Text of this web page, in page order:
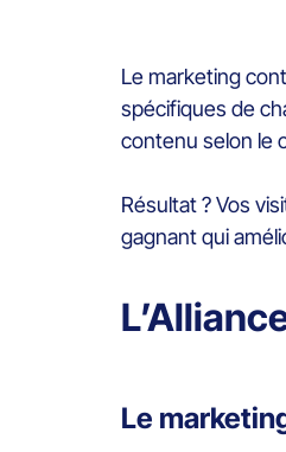
Le marketing
spécifiques de
contenu selon le
Résultat ? Vos
gagnant qui
Le